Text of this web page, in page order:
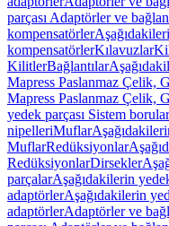
parçası Adaptörler ve
kompensatörler
kompensatörlerKılavuzlar
KilitlerBağlantılar
Mapress Paslanmaz Çelik,
Mapress Paslanmaz Çelik,
yedek parçası Sistem
nipelleriMuflar
MuflarRedüksiyonlar
RedüksiyonlarDirsekler
parçalarAşağıdakilerin
adaptörlerAşağıdakilerin
adaptörlerAdaptörler ve